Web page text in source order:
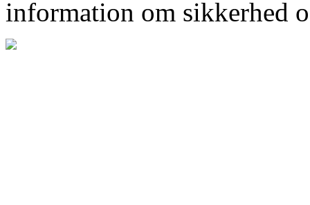
information om sikkerhed